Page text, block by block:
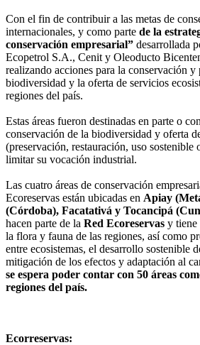
Con el fin de contribuir a las metas de
internacionales, y como parte de la
conservación empresarial” desarrollada
Ecopetrol S.A., Cenit y Oleoducto
realizando acciones para la conservación y
biodiversidad y la oferta de servicios
regiones del país.
Estas áreas fueron destinadas en parte o
conservación de la biodiversidad y oferta
(preservación, restauración, uso sostenible
limitar su vocación industrial.
Las cuatro áreas de conservación
Ecoreservas están ubicadas en Apiay
(Córdoba), Facatativá y Tocancipá
hacen parte de la Red Ecoreservas y tiene
la flora y fauna de las regiones, así como
entre ecosistemas, el desarrollo sostenible
mitigación de los efectos y adaptación al
se espera poder contar con 50 áreas
regiones del país.
Ecorreservas: